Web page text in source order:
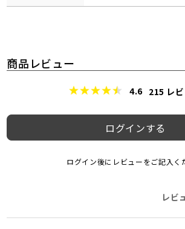
商品レビュー
4.6 215 レ
ログインする
ログイン後にレビューをご記入く
レビ